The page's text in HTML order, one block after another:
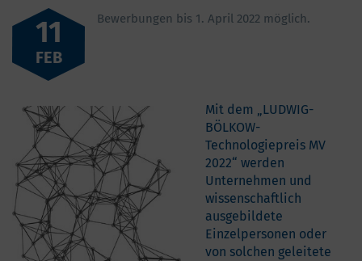
11
FEB
Bewerbungen bis 1. April 2022 möglich.
Mit dem „LUDWIG-
BÖLKOW-
Technologiepreis MV
2022“ werden
Unternehmen und
wissenschaftlich
ausgebildete
Einzelpersonen oder
von solchen geleitete